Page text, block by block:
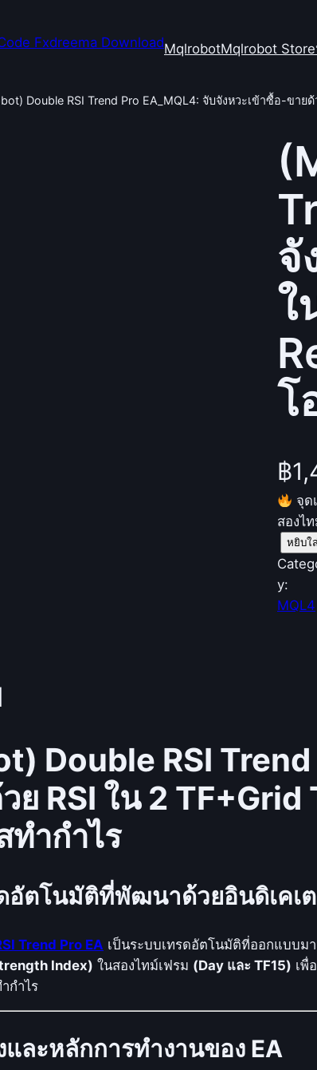
MqlrobotMqlrobot Store
Double RSI Trend Pro EA_MQL4: จับจังหวะเข้าซื้อ-ขาย
จั
ใ
โ
฿
จุด
สองไ
จำ
น
ว
น
o
t
)
b
R
r
e
หยิบใ
y:
MQL4
Double RSI Trend
RSI ใน 2 TF+Grid
ทำกำไร
อัตโนมัติที่พัฒนาด้วยอินดิเคเต
Trend Pro EA เป็นระบบเทรดอัตโนมัติที่ออกแบบม
Index) ในสองไทม์เฟรม (Day และ TF15) เพื่
กำไร
และหลักการทำงานของ EA